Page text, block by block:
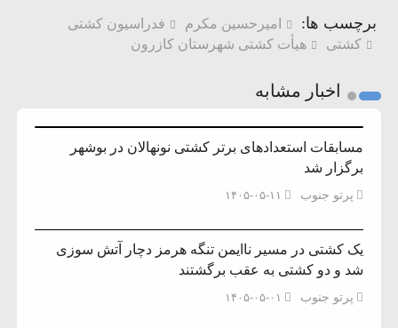
برچسب ها: امیرحسین مکرم
فدراسیون کشتی
کشتی
هیأت کشتی شهرستان کازرون
اخبار مشابه
مسابقات استعدادهای برتر کشتی نونهالان در بوشهر
برگزار شد
پرتو جنوب ۱۴۰۵-۰۵-۱۱
یک کشتی در مسیر ناایمن تنگه هرمز دچار آتش سوزی
شد و دو کشتی به عقب برگشتند
پرتو جنوب ۱۴۰۵-۰۵-۰۱